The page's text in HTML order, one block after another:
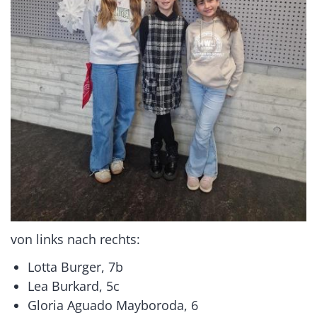
von links nach rechts:
Lotta Burger, 7b
Lea Burkard, 5c
Gloria Aguado Mayboroda, 6